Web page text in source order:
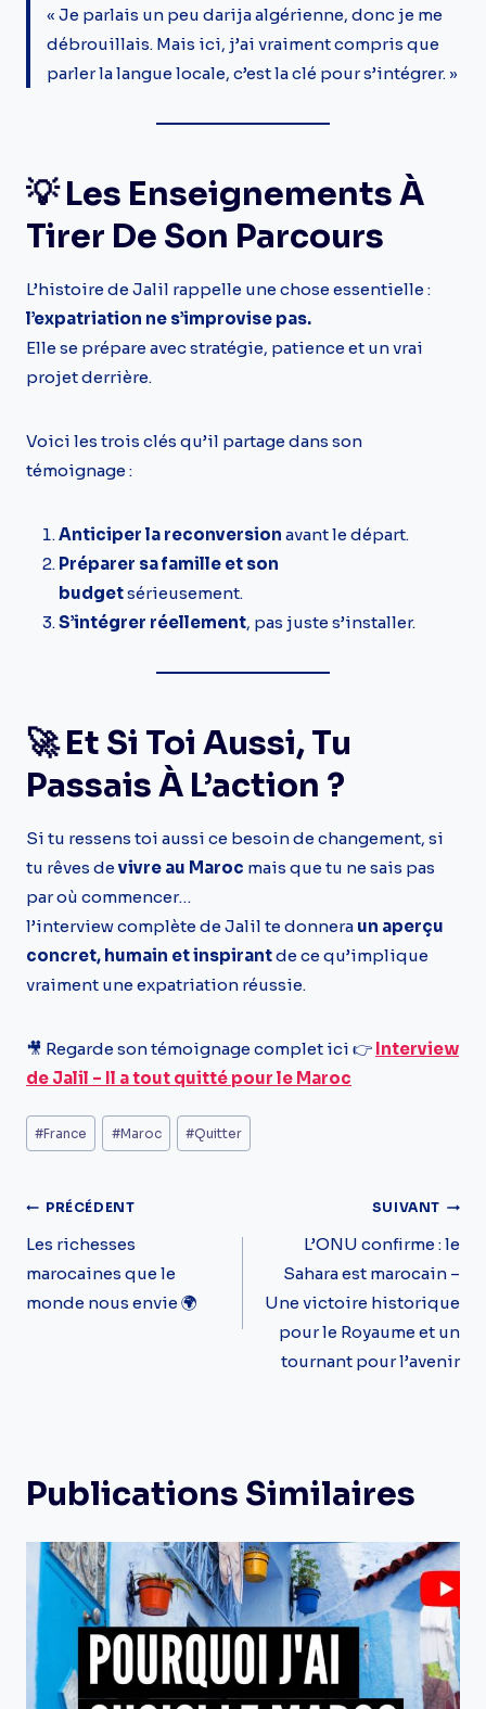
« Je parlais un peu darija algérienne, donc je me
débrouillais. Mais ici, j’ai vraiment compris que
parler la langue locale, c’est la clé pour s’intégrer. »
💡 Les Enseignements À
Tirer De Son Parcours
L’histoire de Jalil rappelle une chose essentielle :
l’expatriation ne s’improvise pas.
Elle se prépare avec stratégie, patience et un vrai
projet derrière.
Voici les trois clés qu’il partage dans son
témoignage :
Anticiper la reconversion avant le départ.
Préparer sa famille et son
budgetsérieusement.
S’intégrer réellement, pas juste s’installer.
🚀 Et Si Toi Aussi, Tu
Passais À L’action ?
Si tu ressens toi aussi ce besoin de changement, si
tu rêves devivre au Maroc mais que tu ne sais pas
par où commencer…
l’interview complète de Jalil te donnera un aperçu
concret, humain et inspirantde ce qu’implique
vraiment une expatriation réussie.
🎥 Regarde son témoignage complet ici 👉 Interview
de Jalil – Il a tout quitté pour le Maroc
Étiquettes
de
publication :
#France #Maroc #Quitter
Navigation
De
L’article
PRÉCÉDENT
Les richesses
marocaines que le
monde nous envie 🌍
SUIVANT
L’ONU confirme : le
Sahara est marocain –
Une victoire historique
pour le Royaume et un
tournant pour l’avenir
Publications Similaires